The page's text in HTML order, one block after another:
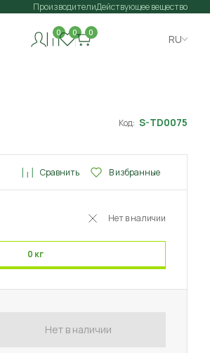
ПроизводителиДействующее вещество
0 0 0
RU
Код: S-TD0075
Сравнить В избранные
Нет в наличии
0 кг
Нет в наличии